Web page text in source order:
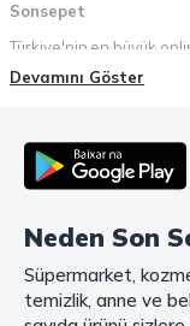
Sonsepet
Türkiye'nin en büyük
Holdinggüvencesiyle
teslimat ve güvenli
zamanınızı ve paranızı
Mahmood Coffee ile
Mahmood Coffee
keyfinizi doruklara
Devamını Göster
Neden Son
Süpermarket,
temizlik, anne ve